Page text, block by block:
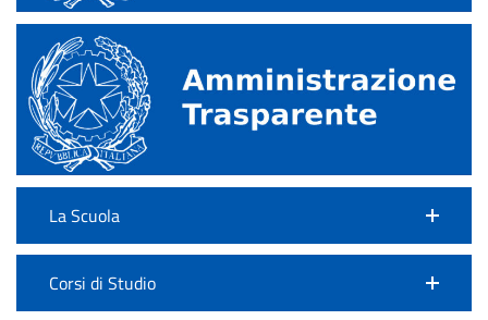
La Scuola
Corsi di Studio